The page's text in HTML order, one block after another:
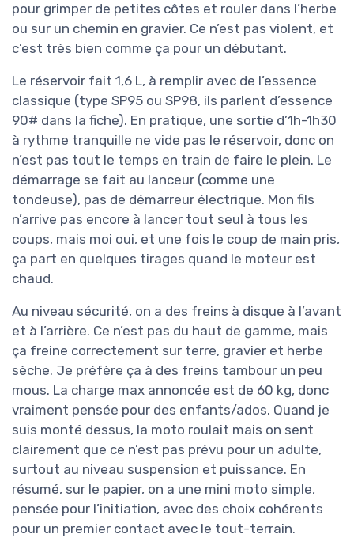
pour grimper de petites côtes et rouler dans l’herbe
ou sur un chemin en gravier. Ce n’est pas violent, et
c’est très bien comme ça pour un débutant.
Le réservoir fait 1,6 L, à remplir avec de l’essence
classique (type SP95 ou SP98, ils parlent d’essence
90# dans la fiche). En pratique, une sortie d’1h-1h30
à rythme tranquille ne vide pas le réservoir, donc on
n’est pas tout le temps en train de faire le plein. Le
démarrage se fait au lanceur (comme une
tondeuse), pas de démarreur électrique. Mon fils
n’arrive pas encore à lancer tout seul à tous les
coups, mais moi oui, et une fois le coup de main pris,
ça part en quelques tirages quand le moteur est
chaud.
Au niveau sécurité, on a des freins à disque à l’avant
et à l’arrière. Ce n’est pas du haut de gamme, mais
ça freine correctement sur terre, gravier et herbe
sèche. Je préfère ça à des freins tambour un peu
mous. La charge max annoncée est de 60 kg, donc
vraiment pensée pour des enfants/ados. Quand je
suis monté dessus, la moto roulait mais on sent
clairement que ce n’est pas prévu pour un adulte,
surtout au niveau suspension et puissance. En
résumé, sur le papier, on a une mini moto simple,
pensée pour l’initiation, avec des choix cohérents
pour un premier contact avec le tout-terrain.